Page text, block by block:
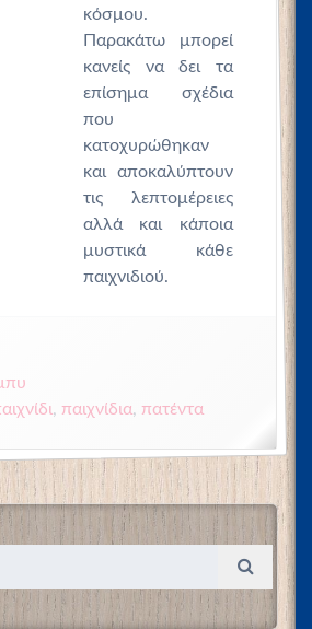
κόσμου.
Παρακάτω μπορεί
κανείς να δει τα
επίσημα σχέδια
που
κατοχυρώθηκαν
και αποκαλύπτουν
τις λεπτομέρειες
αλλά και κάποια
μυστικά κάθε
παιχνιδιού.
, παιχνίδια, πατέντα